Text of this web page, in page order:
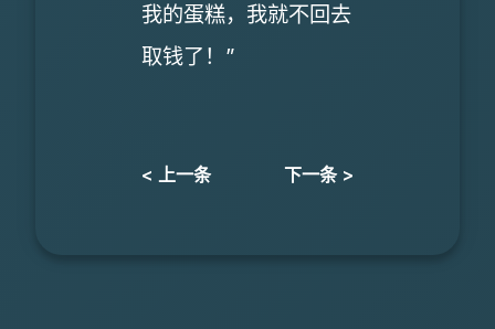
我的蛋糕，我就不回去
取钱了！”
< 上一条 下一条 >